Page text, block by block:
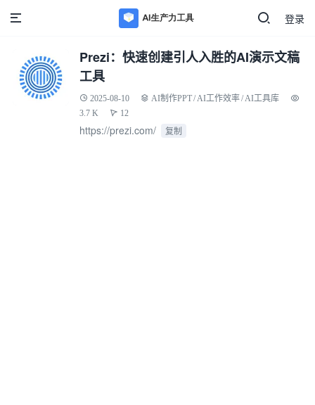
登录
Prezi：快速创建引人入胜的AI演示文稿
工具
2025-08-10 AI制作PPT/ AI工作效率/ AI工具库
3.7 K
12
https://prezi.com/ 复制